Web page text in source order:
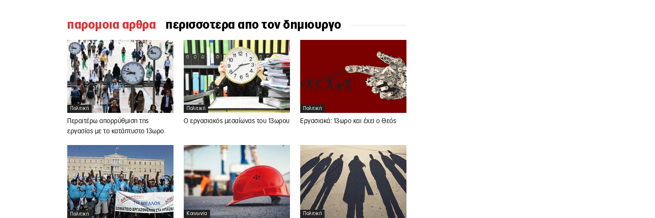
παρομοια αρθρα περισσοτερα απο τον δημιουργο
Πολιτική
Περαιτέρω απορρύθμιση της
εργασίας με το κατάπτυστο 13ωρο
Πολιτική
Ο εργασιακός μεσαίωνας του 13ωρου
Πολιτική
Εργασιακά: 13ωρο και έχει ο Θεός
Πολιτική Κοινωνία Πολιτική